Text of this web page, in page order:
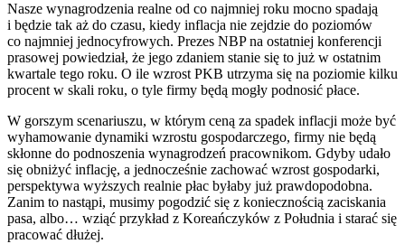
Nasze wynagrodzenia realne od co najmniej roku mocno spadają
i będzie tak aż do czasu, kiedy inflacja nie zejdzie do poziomów
co najmniej jednocyfrowych. Prezes NBP na ostatniej konferencji
prasowej powiedział, że jego zdaniem stanie się to już w ostatnim
kwartale tego roku. O ile wzrost PKB utrzyma się na poziomie kilku
procent w skali roku, o tyle firmy będą mogły podnosić płace.
W gorszym scenariuszu, w którym ceną za spadek inflacji może być
wyhamowanie dynamiki wzrostu gospodarczego, firmy nie będą
skłonne do podnoszenia wynagrodzeń pracownikom. Gdyby udało
się obniżyć inflację, a jednocześnie zachować wzrost gospodarki,
perspektywa wyższych realnie płac byłaby już prawdopodobna.
Zanim to nastąpi, musimy pogodzić się z koniecznością zaciskania
pasa, albo… wziąć przykład z Koreańczyków z Południa i starać się
pracować dłużej.